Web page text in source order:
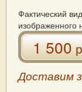
Фактический
изображенного
1 500
Доставим